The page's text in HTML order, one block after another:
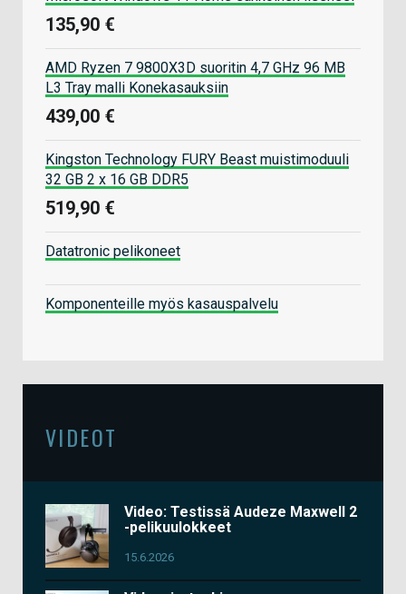
135,90 €
AMD Ryzen 7 9800X3D suoritin 4,7 GHz 96 MB
L3 Tray malli Konekasauksiin
439,00 €
Kingston Technology FURY Beast muistimoduuli
32 GB 2 x 16 GB DDR5
519,90 €
Datatronic pelikoneet
Komponenteille myös kasauspalvelu
VIDEOT
Video: Testissä Audeze Maxwell 2
-pelikuulokkeet
15.6.2026